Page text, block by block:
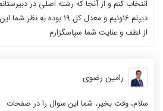
انتخاب کنم و از آنجا که رشته اصلی در
دیپلم 16ونیم و معدل کل 19 بوده به نظر شما این کار رو انجام بدم؟
از لطف و عنایت شما سپاسگزارم
رامین رضوی
سلام، وقت بخیر، شما این سوال را در صفحات